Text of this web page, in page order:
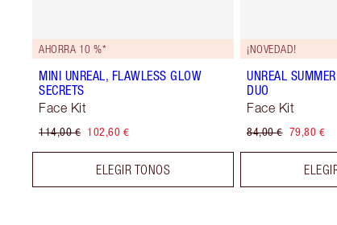
AHORRA 10 %*
MINI UNREAL, FLAWLESS GLOW
SECRETS
Face Kit
114,00 € 102,60 €
ELEGIR TONOS
¡NOVEDAD!
UNREAL
DUO
Face Kit
84,00 € 79,80 €